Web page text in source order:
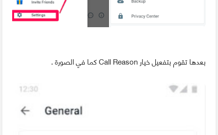
بعدها تقوم بتفعيل خيار Call Reason كما في الصورة .